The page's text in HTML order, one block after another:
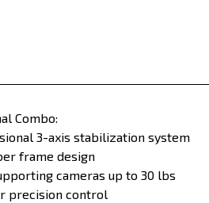
Combo:
3-axis stabilization system
frame design
cameras up to 30 lbs
precision control